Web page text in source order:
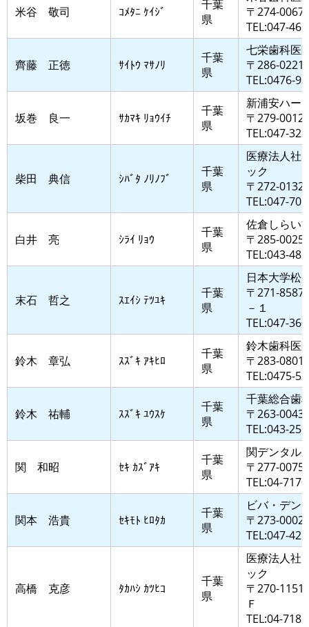
米谷 敬司 ｺﾒﾀﾆ ｹｲｼﾞ
千葉
県
〒274-
TEL:047-
齊藤 正徳 ｻｲﾄｳ ﾏｻﾉﾘ
千葉
県
七栄歯科医
〒286-
TEL:0476-
坂巻 良一 ｻｶﾏｷ ﾘｮｳｲﾁ
千葉
県
新浦安ハー
〒279-
TEL:047-
柴田 典信 ｼﾊﾞﾀ ﾉﾘﾉﾌﾞ
千葉
県
医療法人社
ック
〒272-
TEL:047-
白井 亮 ｼﾗｲ ﾘｮｳ
千葉
県
佐倉しらい
〒285-
TEL:043-
末石 哲之 ｽｴｲｼ ﾃﾂﾕｷ
千葉
県
日本大学松
〒271-
－１
TEL:047-
鈴木 章弘 ｽｽﾞｷ ｱｷﾋﾛ
千葉
県
鈴木歯科医
〒283-
TEL:0475-
鈴木 祐輔 ｽｽﾞｷ ﾕｳｽｹ
千葉
県
千葉総合歯
〒263-
TEL:043-
関 和昭 ｾｷ ｶｽﾞｱｷ
千葉
県
関デンタル
〒277-
TEL:04-
関本 浩貴 ｾｷﾓﾄ ﾋﾛﾀｶ
千葉
県
ビバ・デン
〒273-
TEL:047-
高橋 克彦 ﾀｶﾊｼ ｶﾂﾋｺ
千葉
県
医療法人
ック
〒270-
Ｆ
TEL:04-